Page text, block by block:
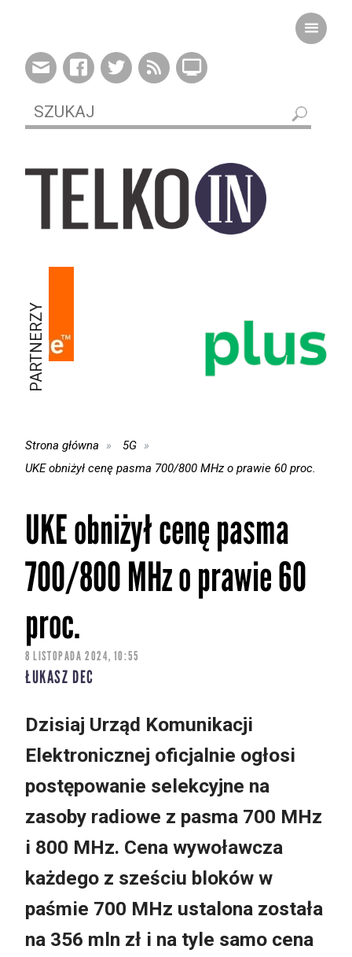
PARTNERZY
Strona główna
5G
UKE obniżył cenę pasma 700/800 MHz o prawie 60 proc.
UKE obniżył cenę pasma
700/800 MHz o prawie 60
proc.
8 LISTOPADA 2024, 10:55
ŁUKASZ DEC
Dzisiaj Urząd Komunikacji
Elektronicznej oficjalnie ogłosi
postępowanie selekcyjne na
zasoby radiowe z pasma 700 MHz
i 800 MHz. Cena wywoławcza
każdego z sześciu bloków w
paśmie 700 MHz ustalona została
na 356 mln zł i na tyle samo cena